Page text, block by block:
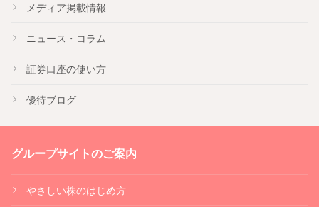
メディア掲載情報
ニュース・コラム
証券口座の使い方
優待ブログ
グループサイトのご案内
やさしい株のはじめ方